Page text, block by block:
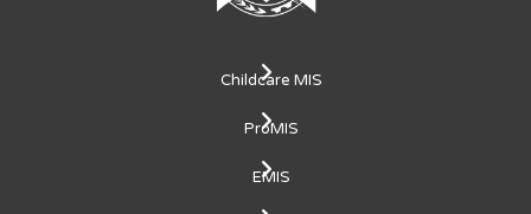
Childcare MIS
ProMIS
EMIS